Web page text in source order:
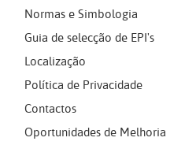
Normas e Simbologia
Guia de selecção de EPI's
Localização
Política de Privacidade
Contactos
Oportunidades de Melhoria